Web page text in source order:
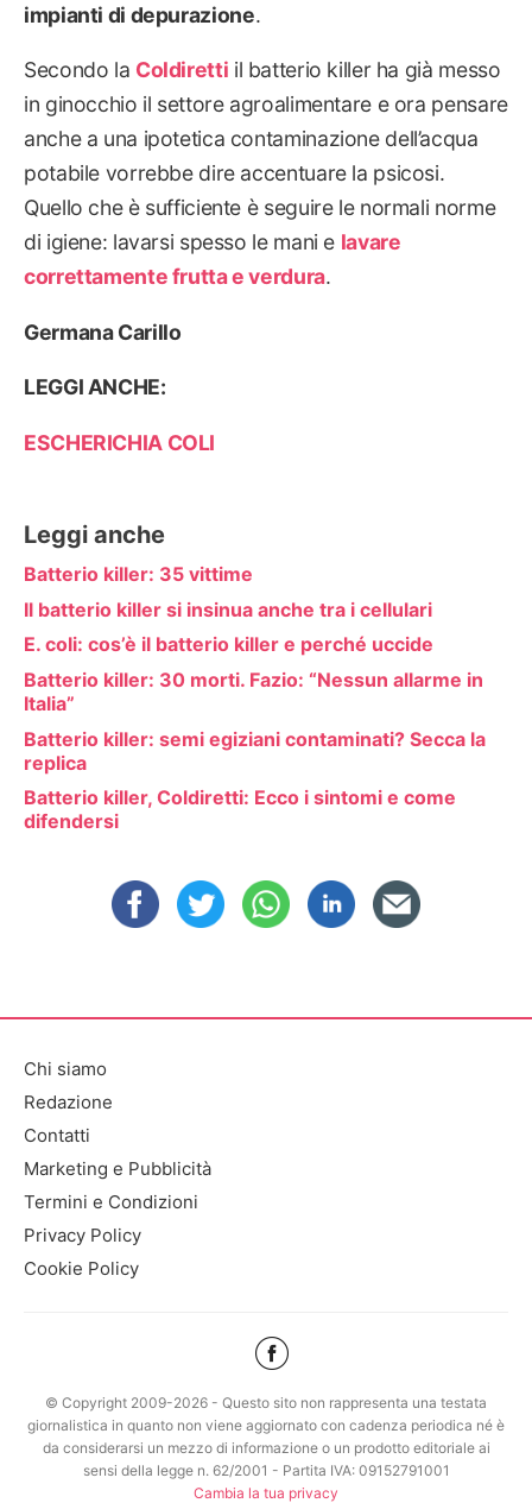
impianti di depurazione.
Secondo la Coldiretti il batterio killer ha già messo
in ginocchio il settore agroalimentare e ora pensare
anche a una ipotetica contaminazione dell’acqua
potabile vorrebbe dire accentuare la psicosi.
Quello che è sufficiente è seguire le normali norme
di igiene: lavarsi spesso le mani e lavare
correttamente frutta e verdura.
Germana Carillo
LEGGI ANCHE:
ESCHERICHIA COLI
Leggi anche
Batterio killer: 35 vittime
Il batterio killer si insinua anche tra i cellulari
E. coli: cos’è il batterio killer e perché uccide
Batterio killer: 30 morti. Fazio: “Nessun allarme in
Italia”
Batterio killer: semi egiziani contaminati? Secca la
replica
Batterio killer, Coldiretti: Ecco i sintomi e come
difendersi
Chi siamo
Redazione
Contatti
Marketing e Pubblicità
Termini e Condizioni
Privacy Policy
Cookie Policy
© Copyright 2009-2026 - Questo sito non rappresenta una testata
giornalistica in quanto non viene aggiornato con cadenza periodica né è
da considerarsi un mezzo di informazione o un prodotto editoriale ai
sensi della legge n. 62/2001 - Partita IVA: 09152791001
Cambia la tua privacy